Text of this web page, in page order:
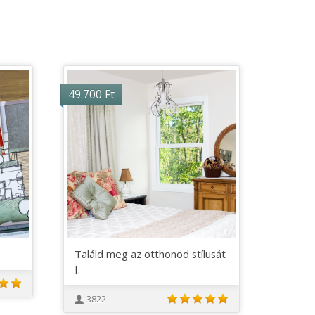
49.700 Ft
Találd meg az otthonod stílusát
I.
3822